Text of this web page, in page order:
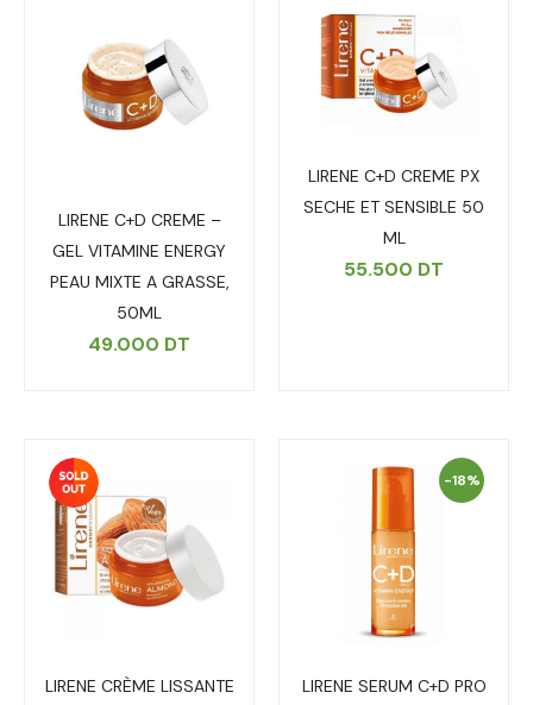
LIRENE C+D CREME –
GEL VITAMINE ENERGY
PEAU MIXTE A GRASSE,
50ML
49.000 DT
LIRENE C+D CREME PX
SECHE ET SENSIBLE 50
ML
55.500 DT
LIRENE CRÈME LISSANTE
-18%
LIRENE SERUM C+D PRO